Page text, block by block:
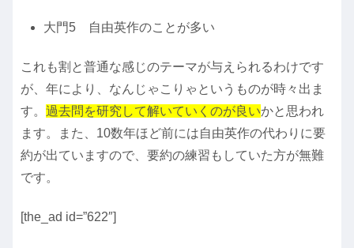
大門5 自由英作のことが多い
これも割と普通な感じのテーマが与えられるわけです
が、年により、なんじゃこりゃというものが時々出ま
す。 過去問を研究して解いていくのが良いかと思われ
ます。また、10数年ほど前には自由英作の代わりに要
約が出ていますので、要約の練習もしていた方が無難
です。
[the_ad id=”622″]